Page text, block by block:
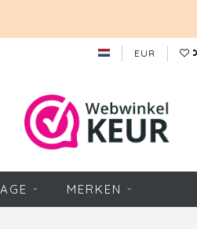
EUR
MERKEN